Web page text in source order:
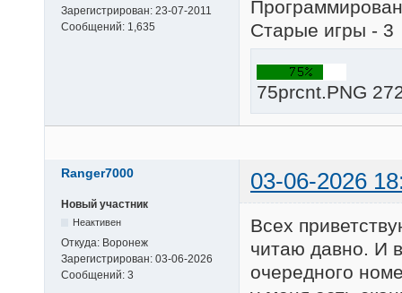
Зарегистрирован: 23-07-2011
Сообщений: 1,635
Старые игры - 3
75prcnt.PNG
Ranger7000 03-06-2026
Новый участник
Неактивен
Откуда: Воронеж
Зарегистрирован: 03-06-2026
Сообщений: 3
Всех
читаю давно. И
очередного